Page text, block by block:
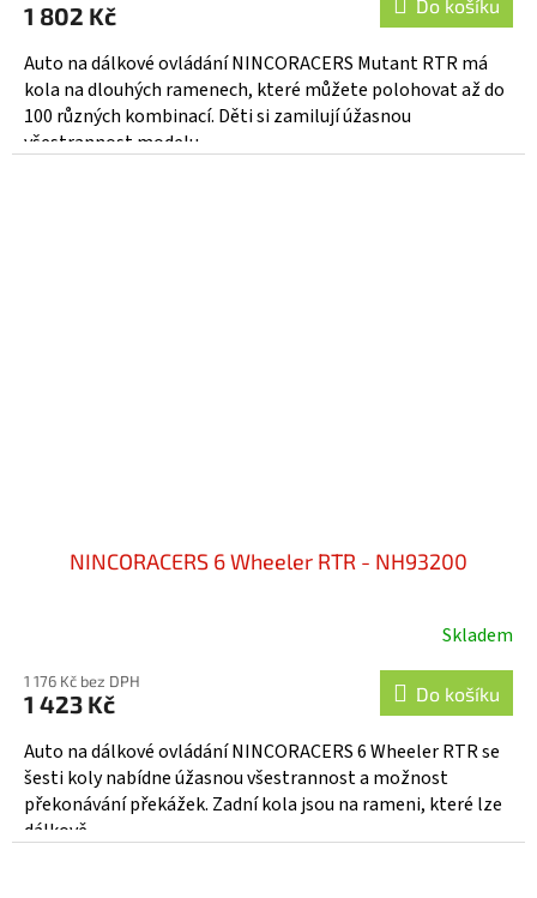
1 802 Kč Do košíku
Auto na dálkové ovládání NINCORACERS Mutant RTR má
kola na dlouhých ramenech, které můžete polohovat až do
100 různých kombinací. Děti si zamilují úžasnou
všestrannost modelu....
NINCORACERS 6 Wheeler RTR - NH93200
Skladem
1 176 Kč bez DPH
1 423 Kč Do košíku
Auto na dálkové ovládání NINCORACERS 6 Wheeler RTR se
šesti koly nabídne úžasnou všestrannost a možnost
překonávání překážek. Zadní kola jsou na rameni, které lze
dálkově...